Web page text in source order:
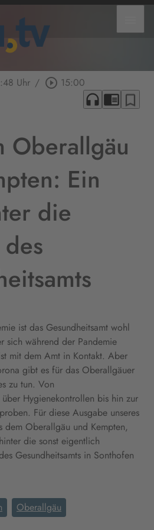
Uhr / play_circle_outline 15:00
headphones chrome_reader_mode bookmark_border
Oberallgäu
Ein
die
ist das Gesundheitsamt wohl
sich während der Pandemie
mit dem Amt in Kontakt. Aber
gibt es für das Oberallgäuer
zu tun. Von
Hygienekontrollen bis hin zur
Für diese Ausgabe unseres
dem Oberallgäu und Kempten,
die sonst eigentlich
Gesundheitsamts in Sonthofen
Oberallgäu